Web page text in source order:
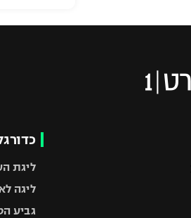
ליגת
ליגה
גביע